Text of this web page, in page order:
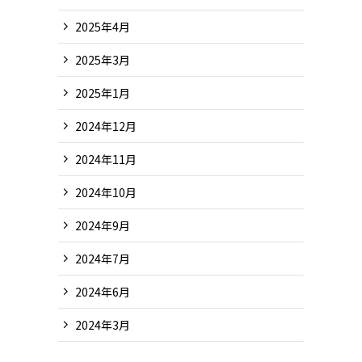
2025年4月
2025年3月
2025年1月
2024年12月
2024年11月
2024年10月
2024年9月
2024年7月
2024年6月
2024年3月